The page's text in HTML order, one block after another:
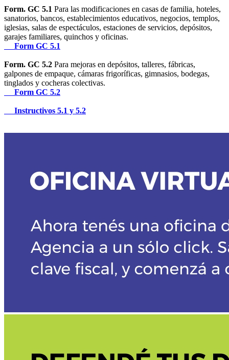
Form. GC 5.1 Para las modificaciones en casas de familia, hoteles,
sanatorios, bancos, establecimientos educativos, negocios, templos,
iglesias, salas de espectáculos, estaciones de servicios, depósitos,
garajes familiares, quinchos y oficinas.
Form GC 5.1
Form. GC 5.2 Para mejoras en depósitos, talleres, fábricas,
galpones de empaque, cámaras frigoríficas, gimnasios, bodegas,
tinglados y cocheras colectivas.
Form GC 5.2
Instructivos 5.1 y 5.2